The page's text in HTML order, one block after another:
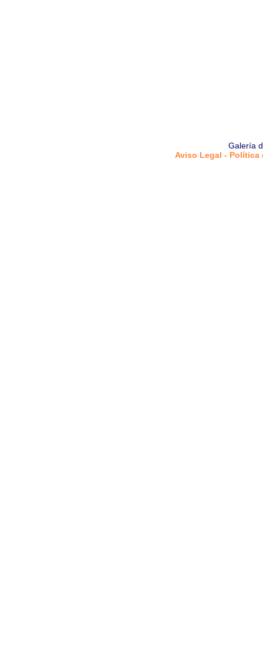
Galería
Aviso Legal -